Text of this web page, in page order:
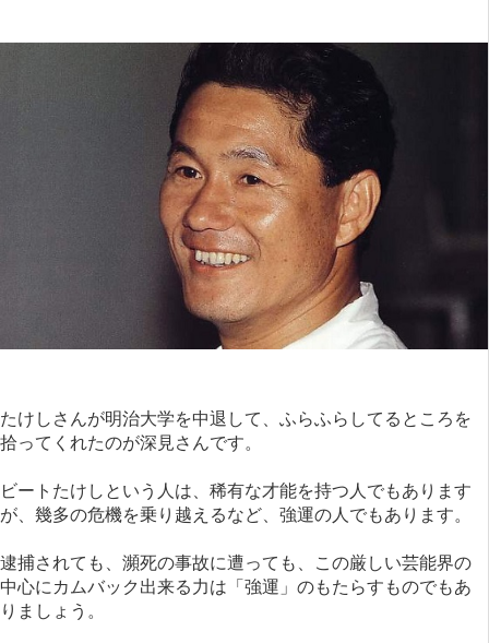
たけしさんが明治大学を中退して、ふらふらしてるところを
拾ってくれたのが深見さんです。
ビートたけしという人は、稀有な才能を持つ人でもあります
が、幾多の危機を乗り越えるなど、強運の人でもあります。
逮捕されても、瀕死の事故に遭っても、この厳しい芸能界の
中心にカムバック出来る力は「強運」のもたらすものでもあ
りましょう。